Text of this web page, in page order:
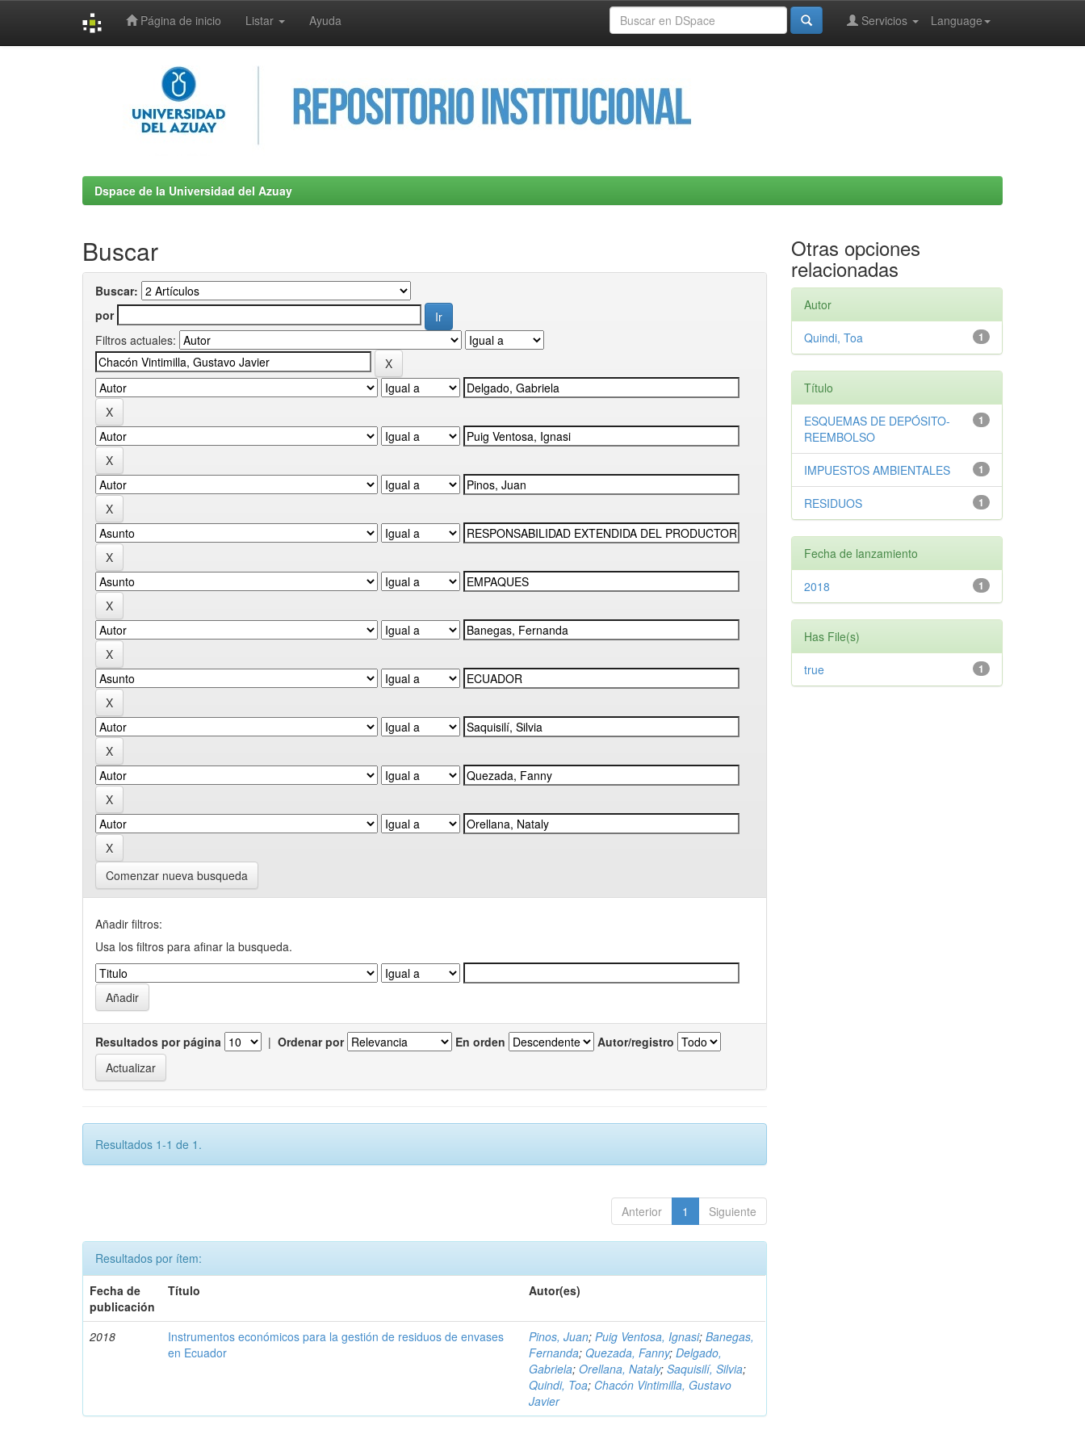
Página de inicio Listar Ayuda Language
Servicios
Dspace de la Universidad del Azuay
Buscar
Buscar:
por
Filtros actuales:
Comenzar nueva busqueda
Añadir filtros:
Usa los filtros para afinar la busqueda.
Resultados por página | Ordenar por En orden Autor/registro
Resultados 1-1 de 1.
Anterior 1 Siguiente
Resultados por ítem:
Fecha de
publicación
Título Autor(es)
2018
Instrumentos económicos para la gestión de residuos de envases
en Ecuador
Pinos, Juan;Puig Ventosa, Ignasi;Banegas,
Fernanda;Quezada, Fanny;Delgado,
Gabriela;Orellana, Nataly;Saquisilí, Silvia;
Quindi, Toa; Chacón Vintimilla, Gustavo
Javier
Otras opciones
relacionadas
Autor
1
Quindi, Toa
Título
1
ESQUEMAS DE DEPÓSITO-
REEMBOLSO
1
IMPUESTOS AMBIENTALES
1
RESIDUOS
Fecha de lanzamiento
1
2018
Has File(s)
1
true